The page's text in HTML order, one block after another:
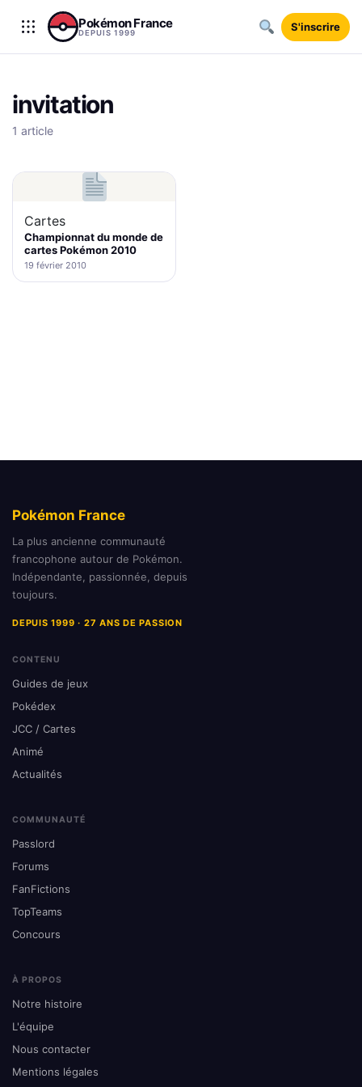
Aller au contenu
Pokémon France
DEPUIS 1999 S'inscrire
invitation
1 article
Cartes
Championnat du monde de
cartes Pokémon 2010
19 février 2010
Pokémon France
La plus ancienne communauté
francophone autour de Pokémon.
Indépendante, passionnée, depuis
toujours.
DEPUIS 1999 · 27 ANS DE PASSION
CONTENU
Guides de jeux
Pokédex
JCC / Cartes
Animé
Actualités
COMMUNAUTÉ
Passlord
Forums
FanFictions
TopTeams
Concours
À PROPOS
Notre histoire
L'équipe
Nous contacter
Mentions légales